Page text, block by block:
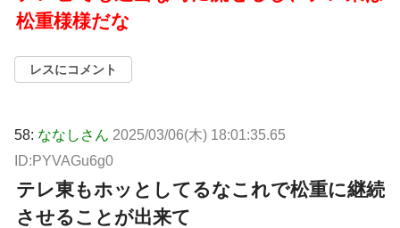
松重様様だな
レスにコメント
58: ななしさん 2025/03/06(木) 18:01:35.65
ID:PYVAGu6g0
テレ東もホッとしてるなこれで松重に継続
させることが出来て